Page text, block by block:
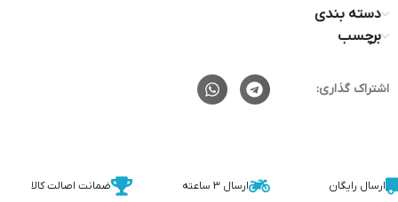
دسته بندی
برچسب
اشتراک گذاری:
ارسال رایگان ارسال 3 ساعته ضمانت اصالت کالا